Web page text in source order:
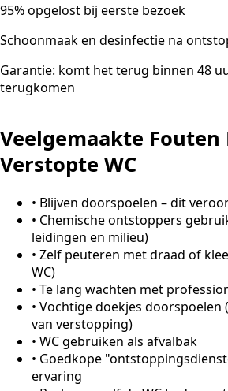
95% opgelost bij eerste bezoek
Schoonmaak en desinfectie na
Garantie: komt het terug binnen 48
terugkomen
Veelgemaakte Fouten
Verstopte WC
• Blijven doorspoelen – dit
• Chemische ontstoppers
leidingen en milieu)
• Zelf peuteren met draad of
WC)
• Te lang wachten met
• Vochtige doekjes
van verstopping)
• WC gebruiken als afvalbak
• Goedkope
ervaring